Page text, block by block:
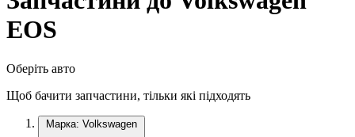
EOS
Оберіть авто
Щоб бачити запчастини, тільки які підходять
Марка: Volkswagen